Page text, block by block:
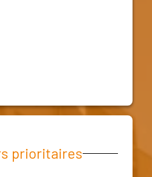
prioritaires